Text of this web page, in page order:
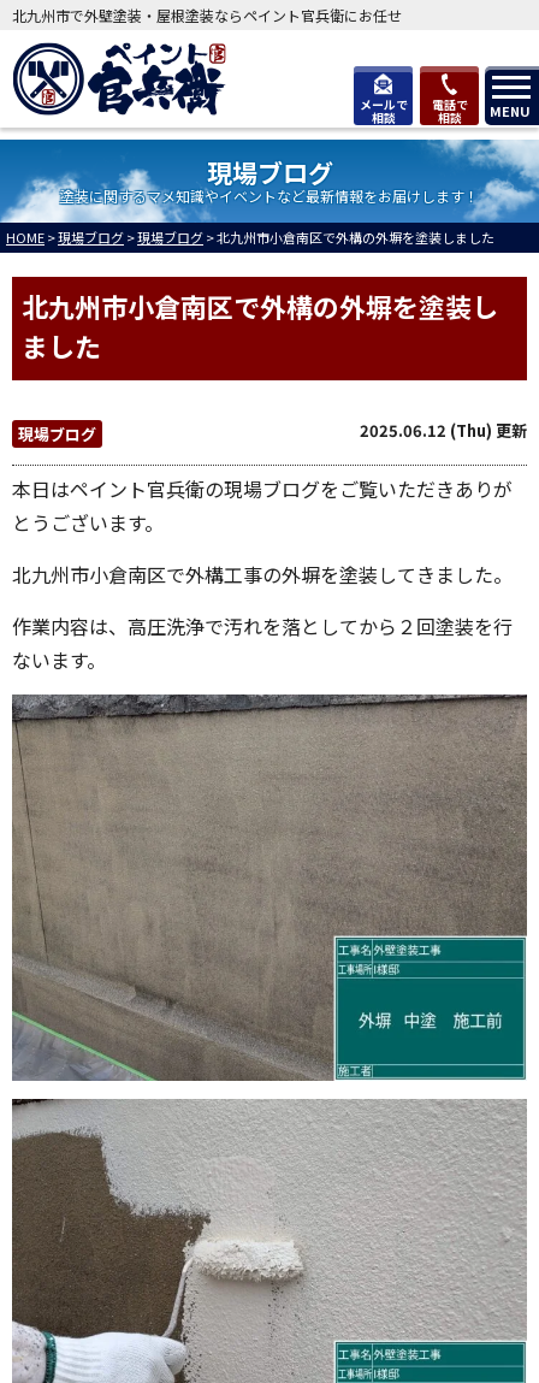
メールで
相談
電話で
相談 MENU
北九州市で外壁塗装・屋根塗装ならペイント官兵衛にお任せ
現場ブログ
塗装に関するマメ知識やイベントなど最新情報をお届けします！
HOME>現場ブログ>現場ブログ>北九州市小倉南区で外構の外塀を塗装しました
北九州市小倉南区で外構の外塀を塗装し
ました
現場ブログ 2025.06.12 (Thu) 更新
本日はペイント官兵衛の現場ブログをご覧いただきありが
とうございます。
北九州市小倉南区で外構工事の外塀を塗装してきました。
作業内容は、高圧洗浄で汚れを落としてから２回塗装を行
ないます。